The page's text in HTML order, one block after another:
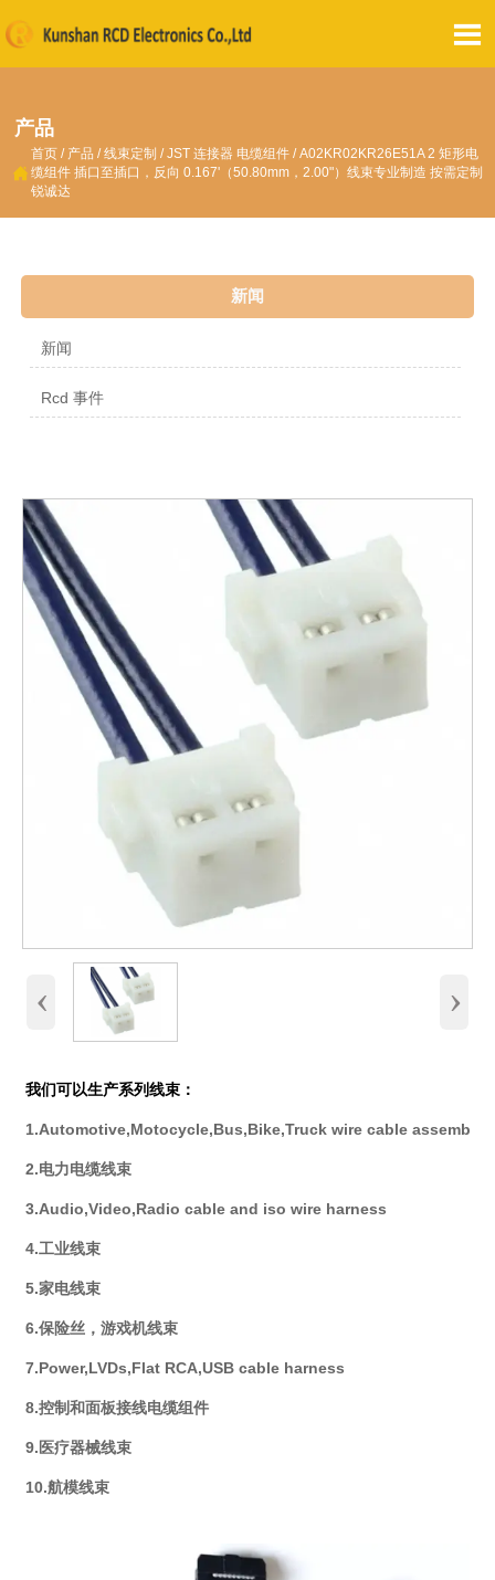

产品

首页 / 产品 /线束定制 /JST 连接器 电缆组件 /A02KR02KR26E51A 2 矩形电
缆组件 插口至插口，反向 0.167'（50.80mm，2.00"）线束专业制造 按需定制
锐诚达
新闻
新闻
Rcd 事件
‹ ›
我们可以生产系列线束：
1.Automotive,Motocycle,Bus,Bike,Truck wire cable assembly
2.电力电缆线束
3.Audio,Video,Radio cable and iso wire harness
4.工业线束
5.家电线束
6.保险丝，游戏机线束
7.Power,LVDs,Flat RCA,USB cable harness
8.控制和面板接线电缆组件
9.医疗器械线束
10.航模线束